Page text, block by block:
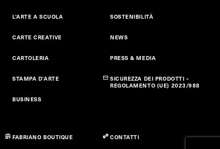
L'ARTE A SCUOLA
CARTE CREATIVE
CARTOLERIA
STAMPA D'ARTE
BUSINESS
SOSTENIBILITÀ
NEWS
PRESS & MEDIA
SICUREZZA DEI PRODOTTI –
REGOLAMENTO (UE) 2023/988
FABRIANO BOUTIQUE CONTATTI